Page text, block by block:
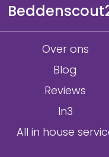
Over ons
Blog
Reviews
In3
All in house